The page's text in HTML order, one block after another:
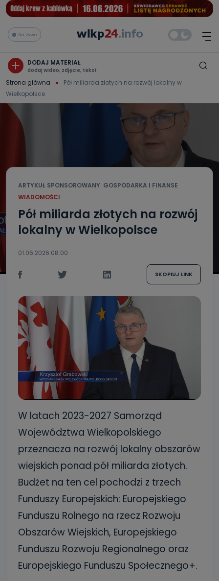
Na żywo
DODAJ MATERIAŁ
dodaj wideo, zdjęcie, tekst
Strona główna
Pół miliarda złotych na rozwój lokalny w
Wielkopolsce
ARTYKUŁ SPONSOROWANY GOSPODARKA I FINANSE
WIADOMOŚCI
Pół miliarda złotych na rozwój
lokalny w Wielkopolsce
01.06.2026 08:00
SKOPIUJ LINK
W latach 2023-2027 Samorząd
Województwa Wielkopolskiego
przeznacza na rozwój lokalny obszarów
wiejskich ponad pół miliarda złotych.
Budżet na ten cel pochodzi z trzech
Funduszy Europejskich: Europejskiego
Funduszu Rolnego na rzecz Rozwoju
Obszarów Wiejskich, Europejskiego
Funduszu Rozwoju Regionalnego oraz
Europejskiego Funduszu Społecznego+.